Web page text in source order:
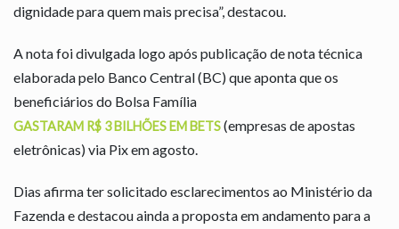
dignidade para quem mais precisa”, destacou.
A nota foi divulgada logo após publicação de nota técnica
elaborada pelo Banco Central (BC) que aponta que os
beneficiários do Bolsa Família
GASTARAM R$ 3 BILHÕES EM BETS(empresas de apostas
eletrônicas) via Pix em agosto.
Dias afirma ter solicitado esclarecimentos ao Ministério da
Fazenda e destacou ainda a proposta em andamento para a